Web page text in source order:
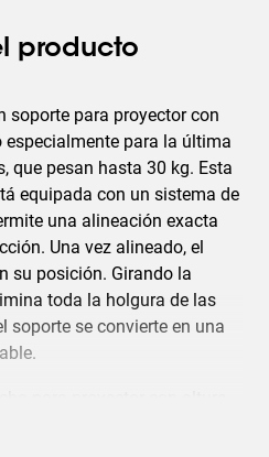
producto
soporte para proyector con
para la última
que pesan hasta 30 kg. Esta
equipada con un sistema de
una alineación exacta
Una vez alineado, el
su posición. Girando la
toda la holgura de las
soporte se convierte en una
no se conoce la altura